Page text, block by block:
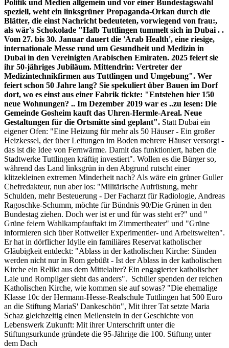
Politik und Medien allgemein und vor einer Bundestagswahl
speziell, weht ein linksgrüner Propaganda-Orkan durch die
Blätter, die einst Nachricht bedeuteten, vorwiegend von frau:,
als wär's Schokolade "Halb Tuttlingen tummelt sich in Dubai . .
Vom 27. bis 30. Januar dauert die 'Arab Health', eine riesige,
internationale Messe rund um Gesundheit und Medizin in
Dubai in den Vereinigten Arabischen Emiraten. 2025 feiert sie
ihr 50-jähriges Jubiläum. Mittendrin: Vertreter der
Medizintechnikfirmen aus Tuttlingen und Umgebung". Wer
feiert schon 50 Jahre lang? Sie spekuliert über Bauen im Dorf
dort, wo es einst aus einer Fabrik tickte: "Entstehen hier 150
neue Wohnungen? .. Im Dezember 2019 war es ..zu lesen: Die
Gemeinde Gosheim kauft das Uhren-Hermle-Areal. Neue
Gestaltungen für die Ortsmitte sind geplant". Statt Dubai ein
eigener Ofen: "Eine Heizung für mehr als 50 Häuser - Ein großer
Heizkessel, der über Leitungen im Boden mehrere Häuser versorgt -
das ist die Idee von Fernwärme. Damit das funktioniert, haben die
Stadtwerke Tuttlingen kräftig investiert". Wollen es die Bürger so,
während das Land linksgrün in den Abgrund rutscht einer
klitzekleinen extremen Minderheit nach? Als wäre ein grüner Guller
Chefredakteur, nun aber los: "Militärische Aufrüstung, mehr
Schulden, mehr Besteuerung - Der Facharzt für Radiologie, Andreas
Ragoschke-Schumm, möchte für Bündnis 90/Die Grünen in den
Bundestag ziehen. Doch wer ist er und für was steht er?" und "
Grüne feiern Wahlkampfauftakt im Zimmertheater" und "Grüne
informieren sich über Rottweiler Experimentier- und Arbeitswelten".
Er hat in dörflicher Idylle ein familiäres Reservat katholischer
Gläubigkeit entdeckt: "Ablass in der katholischen Kirche: Sünden
werden nicht nur in Rom gebüßt - Ist der Ablass in der katholischen
Kirche ein Relikt aus dem Mittelalter? Ein engagierter katholischer
Laie und Rompilger sieht das anders". Schüler spenden der reichen
Katholischen Kirche, wie kommen sie auf sowas? "Die ehemalige
Klasse 10c der Hermann-Hesse-Realschule Tuttlingen hat 500 Euro
an die Stiftung MariaS' Dankeschön", Mit ihrer Tat setzte Maria
Schaz gleichzeitig einen Meilenstein in der Geschichte von
Lebenswerk Zukunft: Mit ihrer Unterschrift unter die
Stiftungsurkunde gründete die 95-Jährige die 100. Stiftung unter
dem Dach